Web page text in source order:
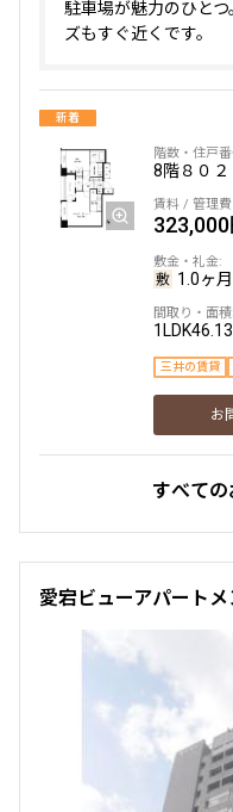
駐車場が魅力のひと
ズもすぐ近くです。
新着
8階８０２
323,000
1.0ヶ月
1LDK
三井の賃貸
お
すべて
愛宕ビューアパートメ